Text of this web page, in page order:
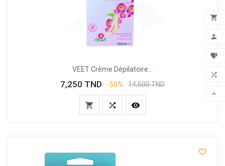





VEET Crème Dépilatoire...
Prix
7,250 TND
Prix
-50% 14,500 TND
  

FILTER